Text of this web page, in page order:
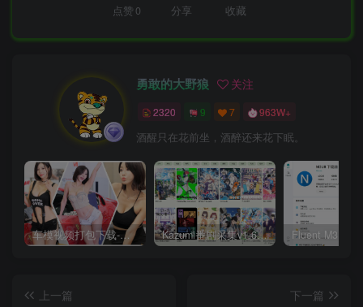
点赞 0 分享 收藏
勇敢的大野狼 关注
2320 9 7 963W+
酒醒只在花前坐，酒醉还来花下眠。
车模视频打包下载-高清无水印版 Kazumi番剧采集v1.6.9：支持自定义规则+在线观看+弹幕，跨平台下载
上一篇
下一篇